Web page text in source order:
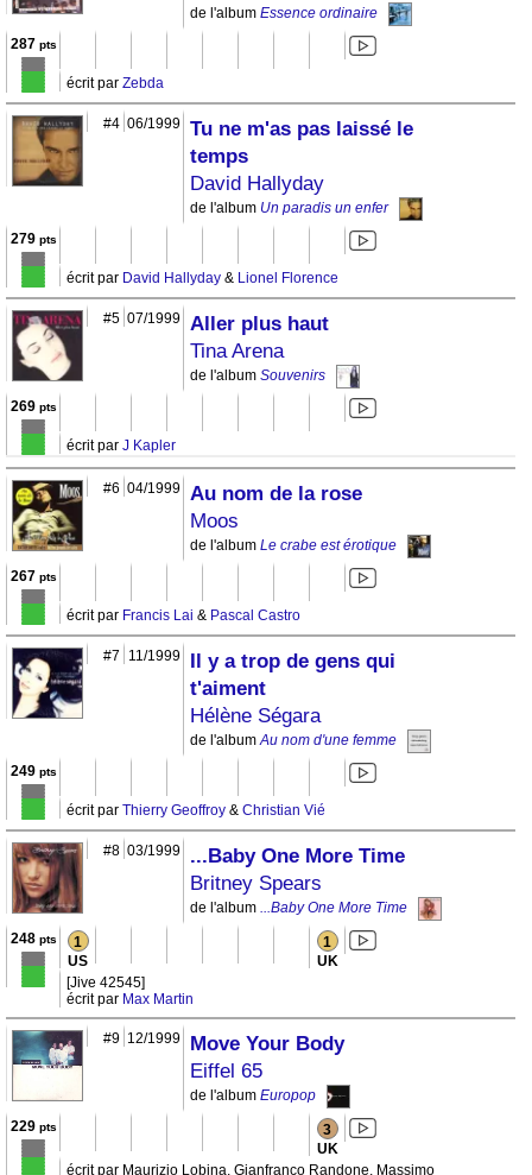
de l'album Essence ordinaire
287 pts
écrit par Zebda
#4 06/1999 Tu ne m'as pas laissé le
temps
David Hallyday
de l'album Un paradis un enfer
279pts
écrit par David Hallyday & Lionel Florence
#5 07/1999 Aller plus haut
Tina Arena
de l'album Souvenirs
269pts
écrit par J Kapler
#6 04/1999 Au nom de la rose
Moos
de l'album Le crabe est érotique
267 pts
écrit par Francis Lai & Pascal Castro
#7 11/1999
Il y a trop de gens qui
t'aiment
Hélène Ségara
de l'albumAu nom d'une femme
249pts
écrit par Thierry Geoffroy & Christian Vié
#8 03/1999
...Baby One More Time
Britney Spears
de l'album ...Baby One More Time
248pts 1
US
1
UK
[Jive 42545]
écrit par Max Martin
#9 12/1999
Move Your Body
Eiffel 65
de l'album Europop
229pts 3
UK
écrit par Maurizio Lobina, Gianfranco Randone, Massimo